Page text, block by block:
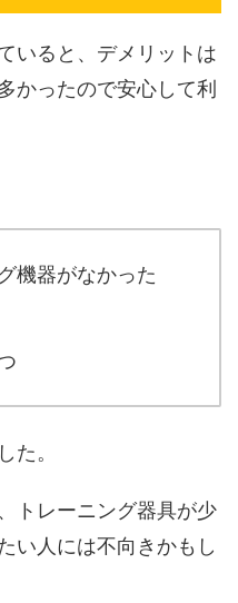
いると、デメリットは
かったので安心して利
機器がなかった
た。
トレーニング器具が少
い人には不向きかもし